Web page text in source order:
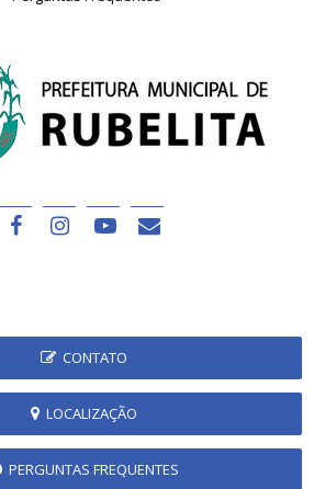
CONTATO
LOCALIZAÇÃO
PERGUNTAS FREQUENTES